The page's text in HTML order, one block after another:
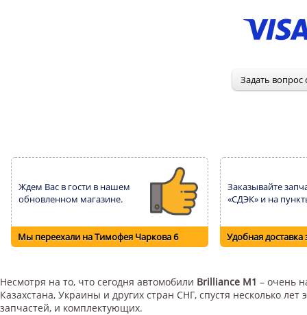
Ждем Вас в гости в нашем
обновленном магазине.
Мы переехали на Тимофея Чаркова 6
Заказывайте
«СДЭК» и на
Удобная доставка
Несмотря на то, что сегодня автомобили Brilliance M1 – очень
Казахстана, Украины и других стран СНГ, спустя несколько
запчастей, и комплектующих.